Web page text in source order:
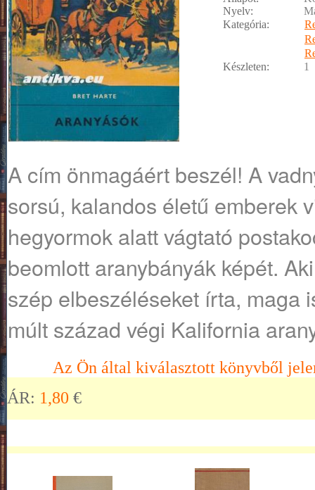
Nyelv:
Kategória:
Készleten:
1
A cím önmagáért beszél! A
sorsú, kalandos életű emberek
hegyormok alatt vágtató
beomlott aranybányák képét.
szép elbeszéléseket írta, maga
múlt század végi Kalifornia
Az Ön által kiválasztott könyvből
ÁR: 1,80 €